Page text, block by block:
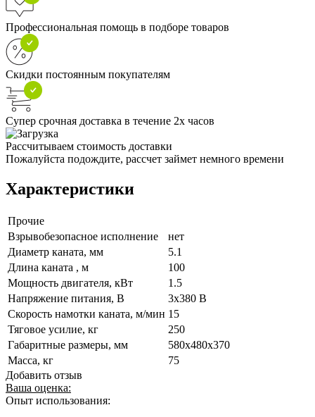
Профессиональная помощь в подборе товаров
Скидки постоянным покупателям
Супер срочная доставка в течение 2х часов
Рассчитываем стоимость доставки
Пожалуйста подождите, рассчет займет немного времени
Характеристики
Прочие
Взрывобезопасное исполнение
нет
Диаметр каната, мм
5.1
Длина каната , м
100
Мощность двигателя, кВт
1.5
Напряжение питания, В
3x380 В
Скорость намотки каната, м/мин 15
Тяговое усилие, кг
250
Габаритные размеры, мм
580x480x370
Масса, кг
75
Добавить отзыв
Ваша оценка:
Опыт использования: